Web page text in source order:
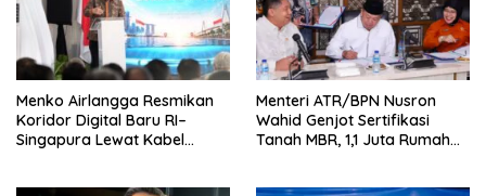
Menko Airlangga Resmikan
Koridor Digital Baru RI–
Singapura Lewat Kabel
Menteri ATR/BPN Nusron
Wahid Genjot Sertifikasi
Tanah MBR, 1,1 Juta Rumah